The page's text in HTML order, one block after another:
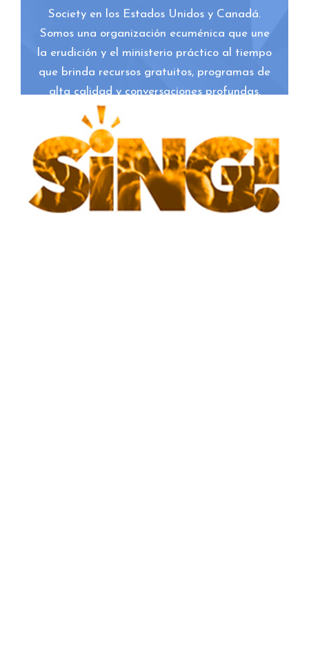
Society en los Estados Unidos y Canadá.
Somos una organización ecuménica que une
la erudición y el ministerio práctico al tiempo
que brinda recursos gratuitos, programas de
alta calidad y conversaciones profundas.